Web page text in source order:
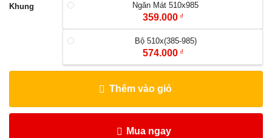
Khung Ngăn Mát 510x985
359.000 ₫
Bộ 510x(385-985)
574.000 ₫
Thêm vào giỏ
Mua ngay